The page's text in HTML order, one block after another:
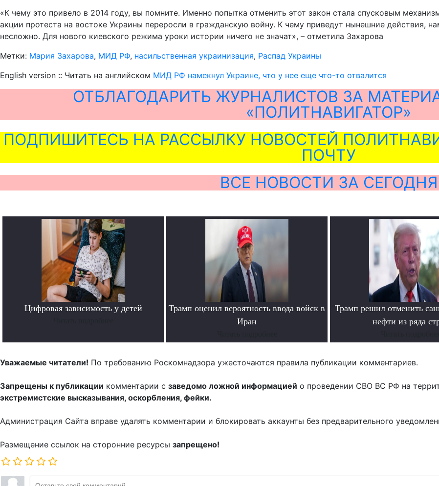
«К чему это привело в 2014 году, вы помните. Именно попытка отменить этот закон стала спусковым
акции протеста на востоке Украины переросли в гражданскую войну. К чему приведут нынешние действия,
несложно. Для нового киевского режима уроки истории ничего не значат», – отметила Захарова
Метки: Мария Захарова, МИД РФ, насильственная украинизация, Распад Украины
English version :: Читать на английском МИД РФ намекнул Украине, что у нее еще что-то отвалится
ОТБЛАГОДАРИТЬ ЖУРНАЛИСТОВ ЗА
«ПОЛИТНАВИГАТОР»
ПОДПИШИТЕСЬ НА РАССЫЛКУ НОВОСТЕЙ
ПОЧТУ
ВСЕ НОВОСТИ ЗА СЕГОДНЯ
Цифровая зависимость у детей
Трамп оценил вероятность ввода войск в
Иран
Трамп решил отменить
нефти из ряда
Уважаемые читатели! По требованию Роскомнадзора ужесточаются правила публикации комментариев.
Запрещены к публикации комментарии с заведомо ложной информацией о проведении СВО ВС РФ на
экстремистские высказывания, оскорбления, фейки.
Администрация Сайта вправе удалять комментарии и блокировать аккаунты без предварительного
Размещение ссылок на сторонние ресурсы запрещено!